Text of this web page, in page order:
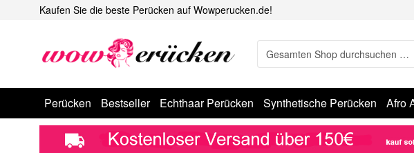
Kaufen Sie die beste Perücken auf Wowperucken.de!
Perücken Bestseller Echthaar Perücken Synthetische Perücken Afro